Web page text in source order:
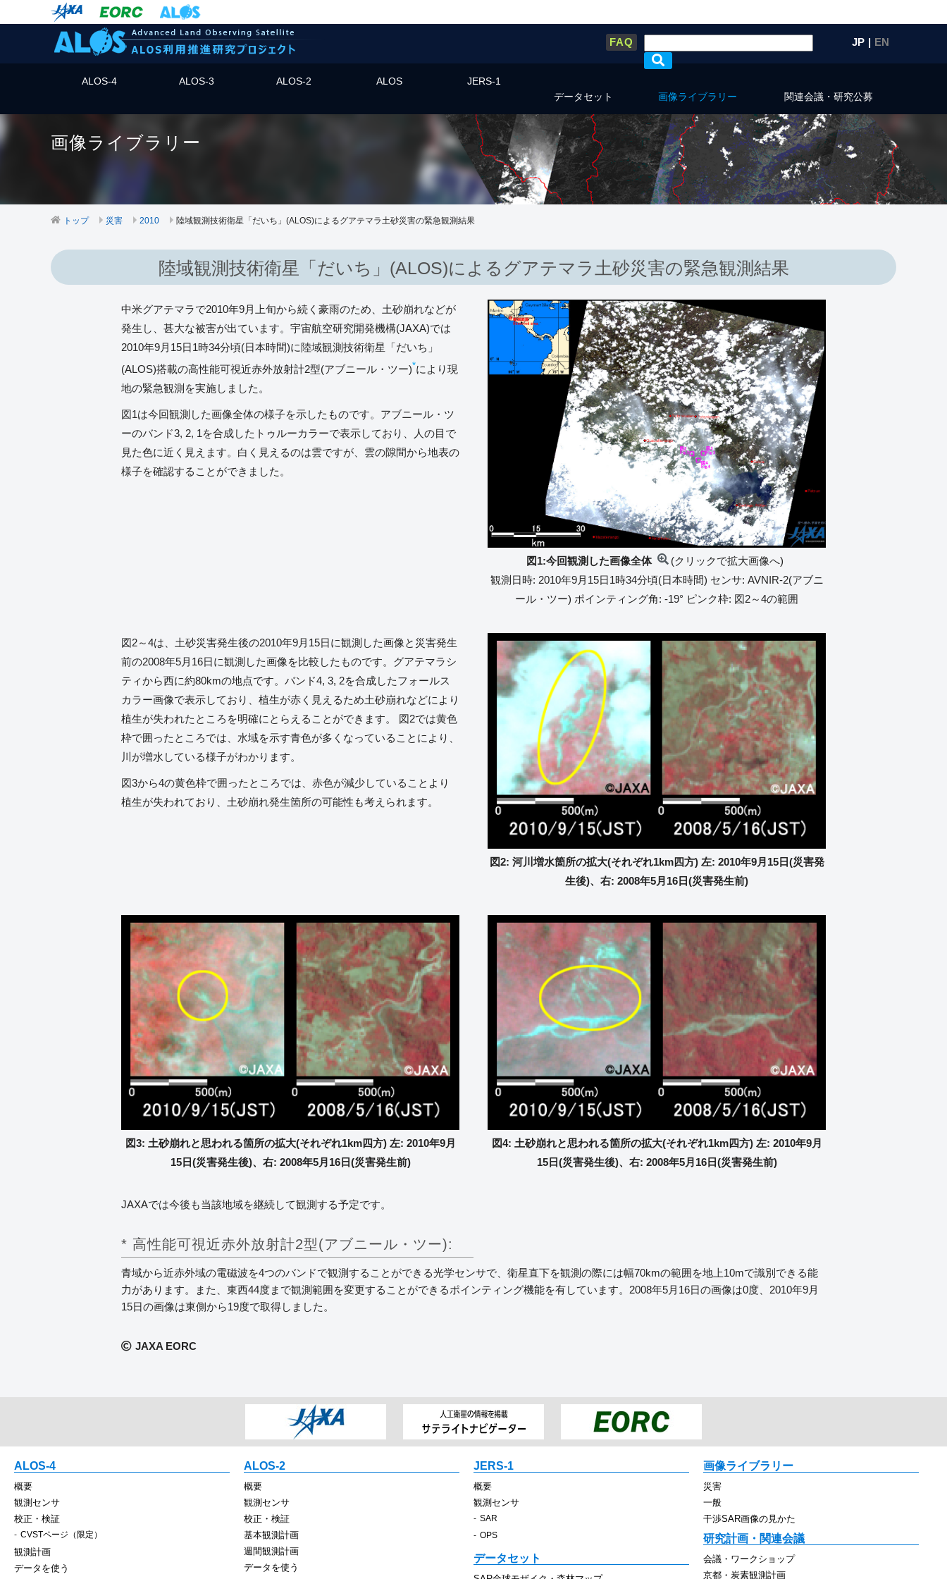
JP | EN
FAQ
ALOS-4 ALOS-3 ALOS-2 ALOS
JERS-1
データセット
画像ライブラリー 関連会議・研究公募
画像ライブラリー
トップ 災害 2010 陸域観測技術衛星「だいち」(ALOS)によるグアテマラ土砂災害の緊急観測結果
陸域観測技術衛星「だいち」(ALOS)によるグアテマラ土砂災害の緊急観測結果
中米グアテマラで2010年9月上旬から続く豪雨のため、土砂崩れなどが
発生し、甚大な被害が出ています。宇宙航空研究開発機構(JAXA)では
2010年9月15日1時34分頃(日本時間)に陸域観測技術衛星「だいち」
(ALOS)搭載の高性能可視近赤外放射計2型(アブニール・ツー)*により現
地の緊急観測を実施しました。
図1は今回観測した画像全体の様子を示したものです。アブニール・ツ
ーのバンド3, 2, 1を合成したトゥルーカラーで表示しており、人の目で
見た色に近く見えます。白く見えるのは雲ですが、雲の隙間から地表の
様子を確認することができました。
図1:今回観測した画像全体
(クリックで拡大画像へ)
観測日時: 2010年9月15日1時34分頃(日本時間) センサ: AVNIR-2(アブニ
ール・ツー) ポインティング角: -19° ピンク枠: 図2～4の範囲
図2～4は、土砂災害発生後の2010年9月15日に観測した画像と災害発生
前の2008年5月16日に観測した画像を比較したものです。グアテマラシ
ティから西に約80kmの地点です。バンド4, 3, 2を合成したフォールス
カラー画像で表示しており、植生が赤く見えるため土砂崩れなどにより
植生が失われたところを明確にとらえることができます。 図2では黄色
枠で囲ったところでは、水域を示す青色が多くなっていることにより、
川が増水している様子がわかります。
図3から4の黄色枠で囲ったところでは、赤色が減少していることより
植生が失われており、土砂崩れ発生箇所の可能性も考えられます。
図2: 河川増水箇所の拡大(それぞれ1km四方) 左: 2010年9月15日(災害発
生後)、右: 2008年5月16日(災害発生前)
図3: 土砂崩れと思われる箇所の拡大(それぞれ1km四方) 左: 2010年9月
15日(災害発生後)、右: 2008年5月16日(災害発生前)
図4: 土砂崩れと思われる箇所の拡大(それぞれ1km四方) 左: 2010年9月
15日(災害発生後)、右: 2008年5月16日(災害発生前)
JAXAでは今後も当該地域を継続して観測する予定です。
* 高性能可視近赤外放射計2型(アブニール・ツー):
青域から近赤外域の電磁波を4つのバンドで観測することができる光学センサで、衛星直下を観測の際には幅70kmの範囲を地上10mで識別できる能
力があります。また、東西44度まで観測範囲を変更することができるポインティング機能を有しています。2008年5月16日の画像は0度、2010年9月
15日の画像は東側から19度で取得しました。
JAXA EORC
ALOS-4
概要
観測センサ
校正・検証
CVSTページ（限定）
観測計画
データを使う
ALOS-2
概要
観測センサ
校正・検証
基本観測計画
週間観測計画
データを使う
JERS-1
概要
観測センサ
SAR
OPS
データセット
画像ライブラリー
災害
一般
干渉SAR画像の見かた
研究計画・関連会議
会議・ワークショップ
京都・炭素観測計画